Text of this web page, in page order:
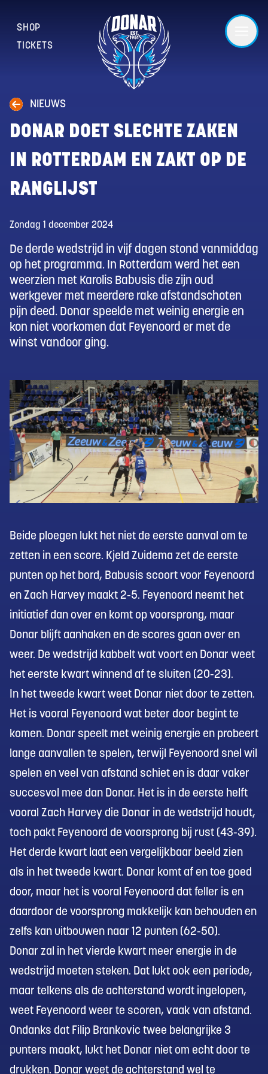
SHOP
TICKETS
NIEUWS
DONAR DOET SLECHTE ZAKEN
IN ROTTERDAM EN ZAKT OP DE
RANGLIJST
Zondag 1 december 2024
De derde wedstrijd in vijf dagen stond vanmiddag
op het programma. In Rotterdam werd het een
weerzien met Karolis Babusis die zijn oud
werkgever met meerdere rake afstandschoten
pijn deed. Donar speelde met weinig energie en
kon niet voorkomen dat Feyenoord er met de
winst vandoor ging.
Beide ploegen lukt het niet de eerste aanval om te
zetten in een score. Kjeld Zuidema zet de eerste
punten op het bord, Babusis scoort voor Feyenoord
en Zach Harvey maakt 2-5. Feyenoord neemt het
initiatief dan over en komt op voorsprong, maar
Donar blijft aanhaken en de scores gaan over en
weer. De wedstrijd kabbelt wat voort en Donar weet
het eerste kwart winnend af te sluiten (20-23).
In het tweede kwart weet Donar niet door te zetten.
Het is vooral Feyenoord wat beter door begint te
komen. Donar speelt met weinig energie en probeert
lange aanvallen te spelen, terwijl Feyenoord snel wil
spelen en veel van afstand schiet en is daar vaker
succesvol mee dan Donar. Het is in de eerste helft
vooral Zach Harvey die Donar in de wedstrijd houdt,
toch pakt Feyenoord de voorsprong bij rust (43-39).
Het derde kwart laat een vergelijkbaar beeld zien
als in het tweede kwart. Donar komt af en toe goed
door, maar het is vooral Feyenoord dat feller is en
daardoor de voorsprong makkelijk kan behouden en
zelfs kan uitbouwen naar 12 punten (62-50).
Donar zal in het vierde kwart meer energie in de
wedstrijd moeten steken. Dat lukt ook een periode,
maar telkens als de achterstand wordt ingelopen,
weet Feyenoord weer te scoren, vaak van afstand.
Ondanks dat Filip Brankovic twee belangrijke 3
punters maakt, lukt het Donar niet om echt door te
drukken. Donar weet de achterstand wel te